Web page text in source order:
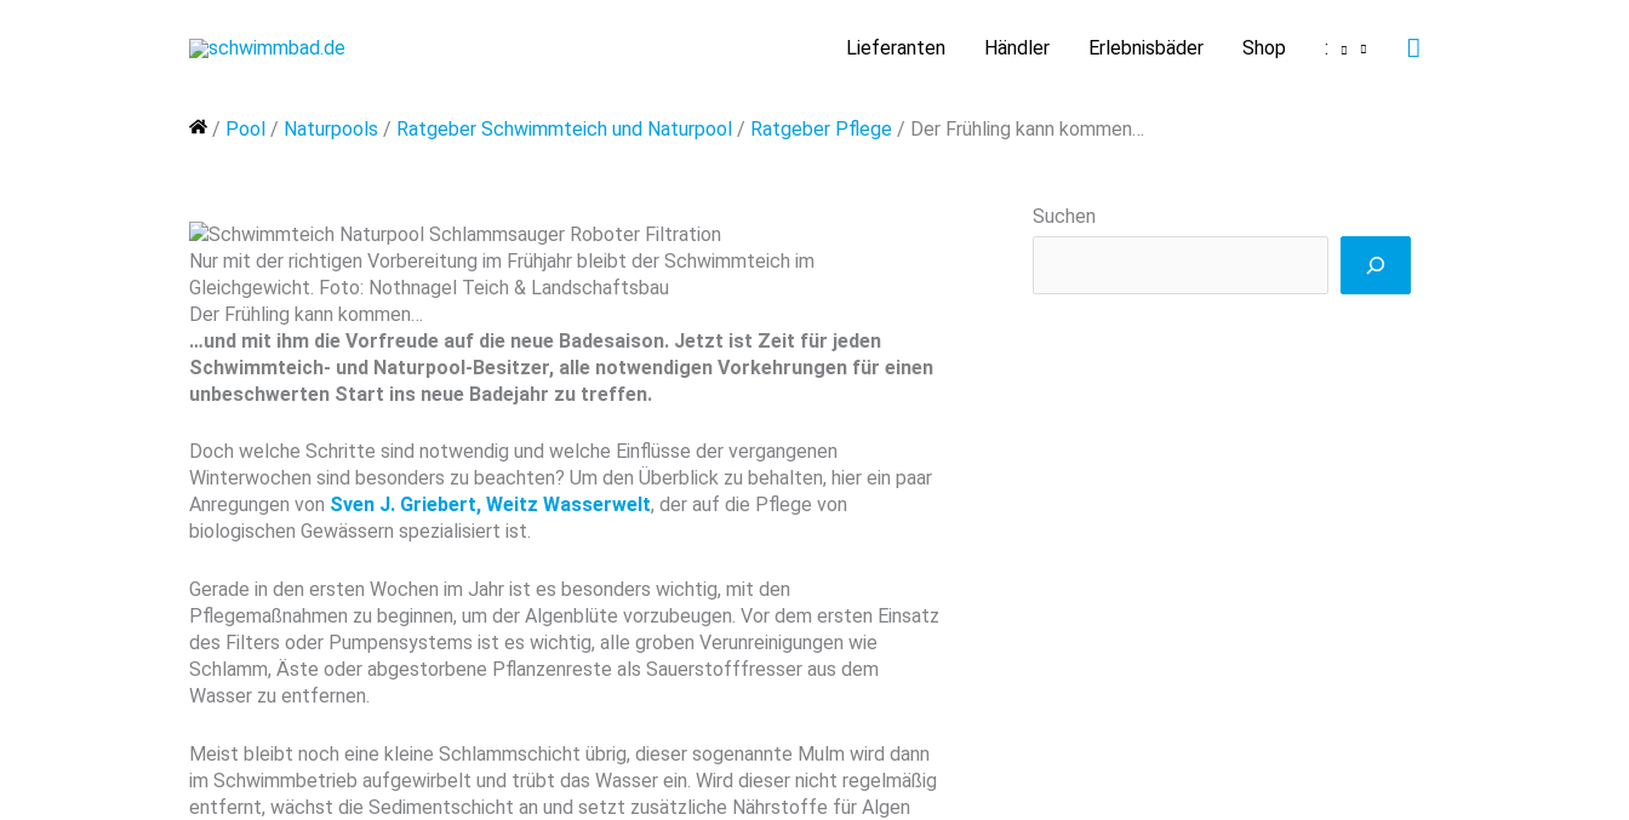
Lieferanten Händler Erlebnisbäder Shop : Suchen
Home
/ Pool / Naturpools / Ratgeber Schwimmteich und Naturpool / Ratgeber Pflege / Der Frühling kann kommen…
Nur mit der richtigen Vorbereitung im Frühjahr bleibt der Schwimmteich im
Gleichgewicht. Foto: Nothnagel Teich & Landschaftsbau
Der Frühling kann kommen…
…und mit ihm die Vorfreude auf die neue Badesaison. Jetzt ist Zeit für jeden
Schwimmteich- und Naturpool-Besitzer, alle notwendigen Vorkehrungen für einen
unbeschwerten Start ins neue Badejahr zu treffen.
Doch welche Schritte sind notwendig und welche Einflüsse der vergangenen
Winterwochen sind besonders zu beachten? Um den Überblick zu behalten, hier ein paar
Anregungen von Sven J. Griebert, Weitz Wasserwelt, der auf die Pflege von
biologischen Gewässern spezialisiert ist.
Gerade in den ersten Wochen im Jahr ist es besonders wichtig, mit den
Pflegemaßnahmen zu beginnen, um der Algenblüte vorzubeugen. Vor dem ersten Einsatz
des Filters oder Pumpensystems ist es wichtig, alle groben Verunreinigungen wie
Schlamm, Äste oder abgestorbene Pflanzenreste als Sauerstofffresser aus dem
Wasser zu entfernen.
Meist bleibt noch eine kleine Schlammschicht übrig, dieser sogenannte Mulm wird dann
im Schwimmbetrieb aufgewirbelt und trübt das Wasser ein. Wird dieser nicht regelmäßig
entfernt, wächst die Sedimentschicht an und setzt zusätzliche Nährstoffe für Algen
Suchen